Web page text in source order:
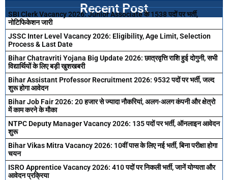
Recent Post
SBI Clerk Vacancy 2026: Junior Associate के 1538 पदों पर भर्ती,
नोटिफिकेशन जारी
JSSC Inter Level Vacancy 2026: Eligibility, Age Limit, Selection
Process & Last Date
Bihar Chatravriti Yojana Big Update 2026: छात्रवृत्ति राशि हुई दोगुनी, सभी
विद्यार्थियों के लिए बड़ी खुशखबरी
Bihar Assistant Professor Recruitment 2026: 9532 पदों पर भर्ती, जल्द
शुरू होगा आवेदन
Bihar Job Fair 2026: 20 हजार से ज्यादा नौकरियां, अलग-अलग कंपनी और क्षेत्रो
में काम करने के मौका
NTPC Deputy Manager Vacancy 2026: 135 पदों पर भर्ती, ऑनलाइन आवेदन
शुरू
Bihar Vikas Mitra Vacancy 2026: 10वीं पास के लिए नई भर्ती, बिना परीक्षा होगा
चयन
ISRO Apprentice Vacancy 2026: 410 पदों पर निकली भर्ती, जानें योग्यता और
आवेदन प्रक्रिया